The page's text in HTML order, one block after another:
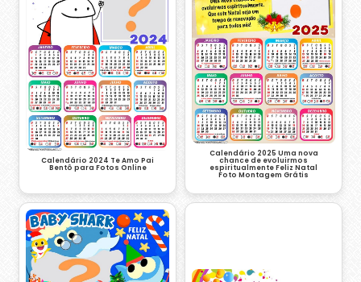
Calendário 2024 Te Amo Pai
Bentô para Fotos Online
Calendário 2025 Uma nova
chance de evoluirmos
espiritualmente Feliz Natal
Foto Montagem Grátis